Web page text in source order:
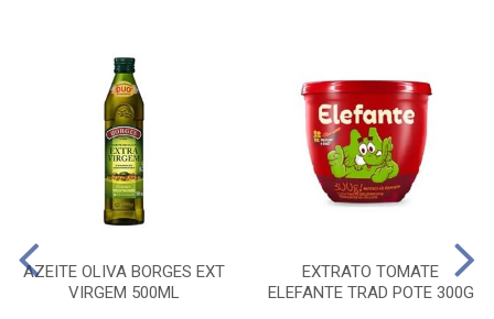
AZEITE OLIVA BORGES EXT
VIRGEM 500ML
EXTRATO TOMATE
ELEFANTE TRAD POTE 300G